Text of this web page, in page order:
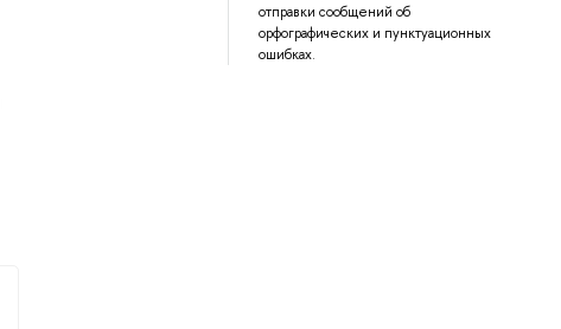
отправки сообщений об
орфографических и пунктуационных
ошибках.